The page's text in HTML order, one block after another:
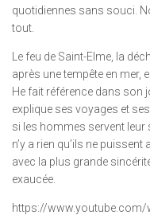
quotidiennes sans souci.
tout.
Le feu de Saint-Elme, la
après une tempête en mer,
He fait référence dans son
explique ses voyages et
si les hommes servent leur
n’y a rien qu’ils ne
avec la plus grande
exaucée.
https://www.youtube.com/